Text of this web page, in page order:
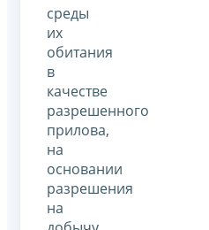
среды
их
обитания
в
качестве
разрешенного
прилова,
на
основании
разрешения
на